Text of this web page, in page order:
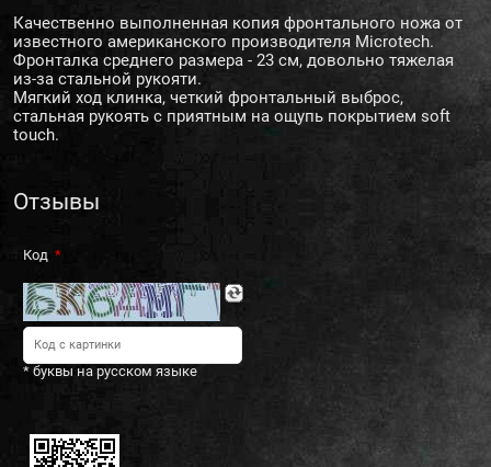
Качественно выполненная копия фронтального ножа от
известного американского производителя Microtech.
Фронталка среднего размера - 23 см, довольно тяжелая
из-за стальной рукояти.
Мягкий ход клинка, четкий фронтальный выброс,
стальная рукоять с приятным на ощупь покрытием soft
touch.
Отзывы
Код
* буквы на русском языке